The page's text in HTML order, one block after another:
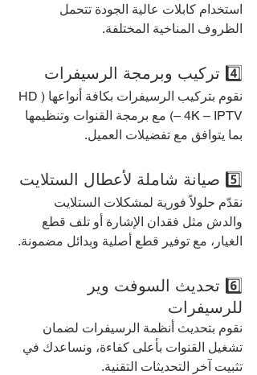
استخدام كابلات عالية الجودة تتحمل
الظروف المناخية المختلفة.
4️⃣ تركيب وبرمجة الرسيفرات
نقوم بتركيب الرسيفرات بكافة أنواعها (HD
– 4K – IPTV) مع برمجة القنوات وتنظيمها
بما يتوافق مع تفضيلات العميل.
5️⃣ صيانة شاملة لأعطال الستلايت
نقدّم حلولاً فورية لمشكلات الستلايت
والدش مثل فقدان الإشارة أو تلف قطع
الغيار، مع توفير قطع أصلية وبدائل مضمونة.
6️⃣ تحديث السوفت وير
للرسيفرات
نقوم بتحديث أنظمة الرسيفرات لضمان
تشغيل القنوات بأعلى كفاءة، ونساعدك في
تثبيت آخر التحديثات التقنية.